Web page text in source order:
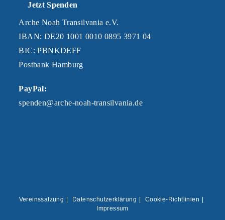
Jetzt Spenden
Arche Noah Transilvania e.V.
IBAN: DE20 1001 0010 0895 3971 04
BIC: PBNKDEFF
Postbank Hamburg
PayPal:
spenden@arche-noah-transilvania.de
Vereinssatzung Datenschutzerklärung
Cookie-Richtlinien
Impressum